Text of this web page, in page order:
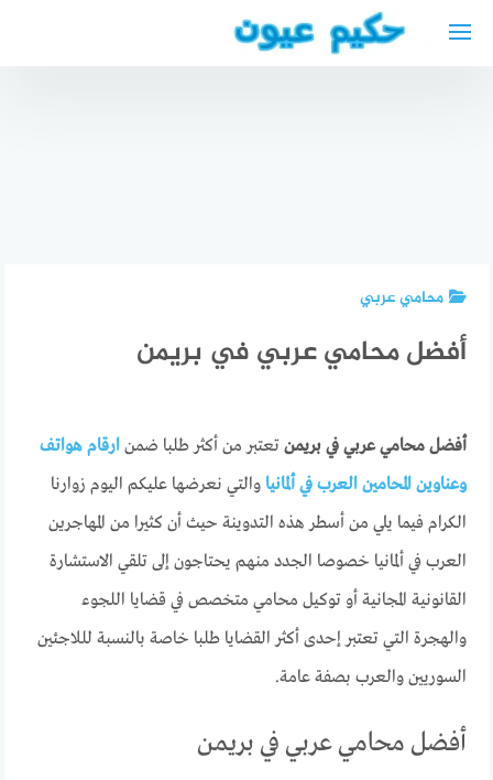
محامي عربي
أفضل محامي عربي في بريمن
أفضل محامي عربي في بريمن تعتبر من أكثر طلبا ضمنارقام هواتف
وعناوين المحامين العرب في ألمانيا والتي نعرضها عليكم اليوم زوارنا
الكرام فيما يلي من أسطر هذه التدوينة حيث أن كثيرا من المهاجرين
العرب في ألمانيا خصوصا الجدد منهم يحتاجون إلى تلقي الاستشارة
القانونية المجانية أو توكيل محامي متخصص في قضايا اللجوء
والهجرة التي تعتبر إحدى أكثر القضايا طلبا خاصة بالنسبة لللاجئين
السوريين والعرب بصفة عامة.
أفضل محامي عربي في بريمن